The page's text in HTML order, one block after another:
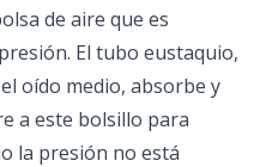
de aire que es
El tubo eustaquio,
oído medio, absorbe y
a este bolsillo para
la presión no está